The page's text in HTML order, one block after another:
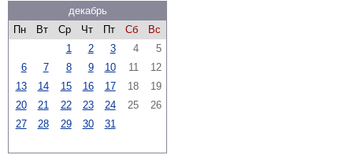
декабрь
Пн
Вт Ср Чт Пт Сб
Вс
1
2 3 4
5
6
7 8 9 10 11
12
13
14 15 16 17 18
19
20
21 22 23 24 25
26
27
28 29 30 31